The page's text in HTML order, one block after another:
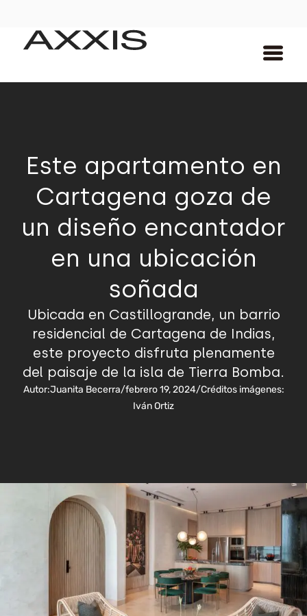
Este apartamento en
Cartagena goza de
un diseño encantador
en una ubicación
soñada
Ubicada en Castillogrande, un barrio
residencial de Cartagena de Indias,
este proyecto disfruta plenamente
del paisaje de la isla de Tierra Bomba.
Autor:Juanita Becerra/febrero 19, 2024/Créditos imágenes:
Iván Ortiz